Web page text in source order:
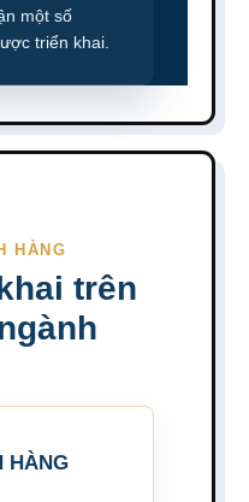
một số
triển khai.
HÀNG
trên
HÀNG